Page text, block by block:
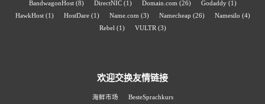
BandwagonHost(8) DirectNIC(1) Domain.com (26) Godaddy(1)
HawkHost(1) HostDare(1) Name.com (3) Namecheap (26) Namesilo (4)
Rebel (1) VULTR (3)
欢迎交换友情链接
海鲜市场 BesteSprachkurs